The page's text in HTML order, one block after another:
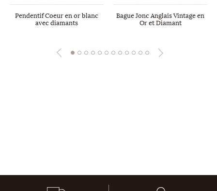
Pendentif Coeur en or blanc
avec diamants
Bague Jonc Anglais Vintage en
Or et Diamant